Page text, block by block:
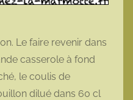
Le faire revenir dans
casserole à fond
le coulis de
dilué dans 60 cl